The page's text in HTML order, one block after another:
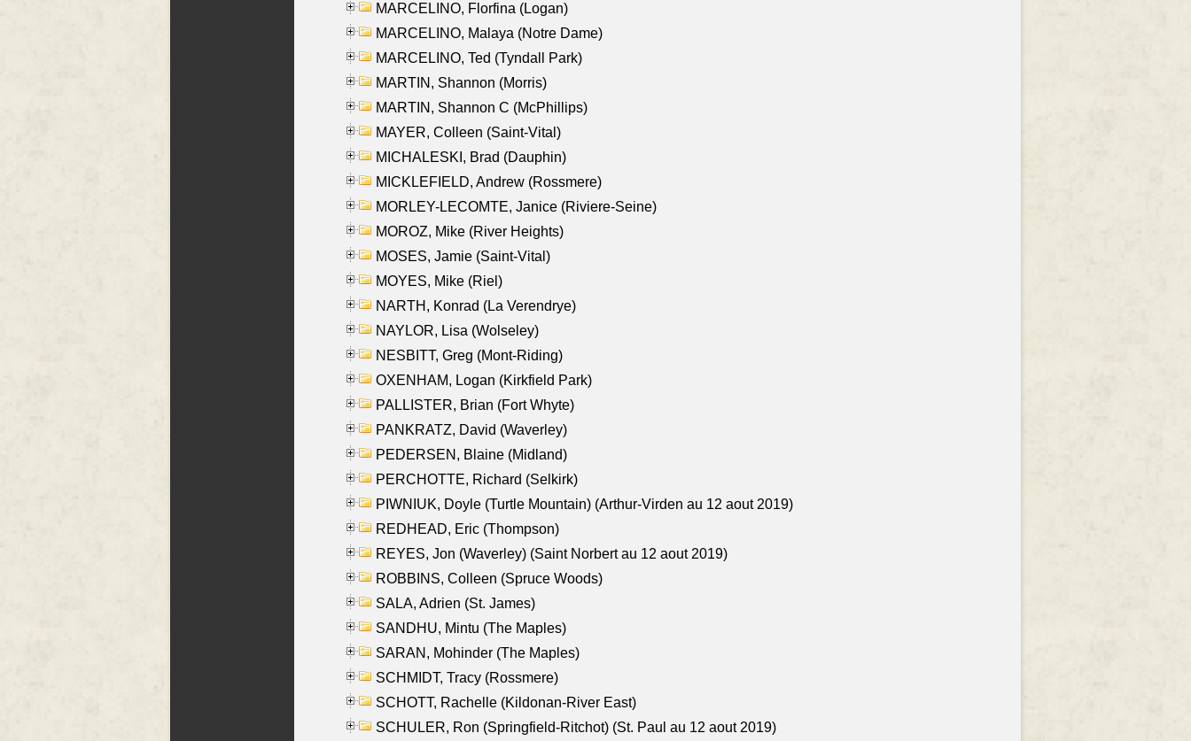
MARCELINO, Florfina (Logan)
MARCELINO, Malaya (Notre Dame)
MARCELINO, Ted (Tyndall Park)
MARTIN, Shannon (Morris)
MARTIN, Shannon C (McPhillips)
MAYER, Colleen (Saint-Vital)
MICHALESKI, Brad (Dauphin)
MICKLEFIELD, Andrew (Rossmere)
MORLEY-LECOMTE, Janice (Riviere-Seine)
MOROZ, Mike (River Heights)
MOSES, Jamie (Saint-Vital)
MOYES, Mike (Riel)
NARTH, Konrad (La Verendrye)
NAYLOR, Lisa (Wolseley)
NESBITT, Greg (Mont-Riding)
OXENHAM, Logan (Kirkfield Park)
PALLISTER, Brian (Fort Whyte)
PANKRATZ, David (Waverley)
PEDERSEN, Blaine (Midland)
PERCHOTTE, Richard (Selkirk)
PIWNIUK, Doyle (Turtle Mountain) (Arthur-Virden au 12 aout 2019)
REDHEAD, Eric (Thompson)
REYES, Jon (Waverley) (Saint Norbert au 12 aout 2019)
ROBBINS, Colleen (Spruce Woods)
SALA, Adrien (St. James)
SANDHU, Mintu (The Maples)
SARAN, Mohinder (The Maples)
SCHMIDT, Tracy (Rossmere)
SCHOTT, Rachelle (Kildonan-River East)
SCHULER, Ron (Springfield-Ritchot) (St. Paul au 12 aout 2019)